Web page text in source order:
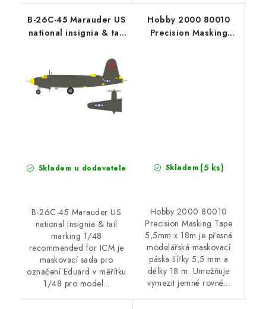
B-26C-45 Marauder US
national insignia & tail
recommended for ICM
Skladem u dodavatele
B-26C-45 Marauder US
national insignia & tail
marking 1/48
recommended for ICM je
maskovací sada pro
označení Eduard v měřítku
1/48 pro model...
Hobby 2000 80010
Precision Masking
Skladem (5 ks)
Hobby 2000 80010
Precision Masking Tape
5,5mm x 18m je přesná
modelářská maskovací
páska šířky 5,5 mm a
délky 18 m. Umožňuje
vymezit jemné rovné...